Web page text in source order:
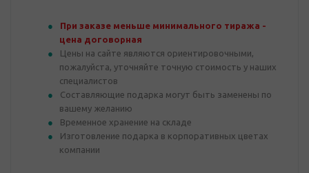
При заказе меньше минимального тиража -
цена договорная
Цены на сайте являются ориентировочными,
пожалуйста, уточняйте точную стоимость у наших
специалистов
Составляющие подарка могут быть заменены по
вашему желанию
Временное хранение на складе
Изготовление подарка в корпоративных цветах
компании